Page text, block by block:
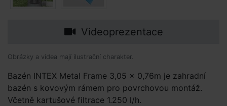
Videoprezentace
Obrázky a videa mají ilustrační charakter.
Bazén INTEX Metal Frame 3,05 x 0,76m je zahradní
bazén s kovovým rámem pro povrchovou montáž.
Včetně kartušové filtrace 1.250 l/h.